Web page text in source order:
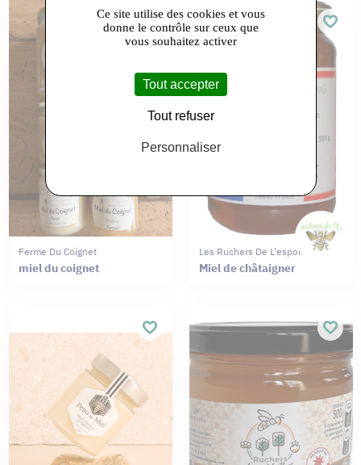
Ferme Du Coignet
miel du coignet
Les Ruchers De L'espoir
Miel de châtaigner
Ce site utilise des cookies et vous
donne le contrôle sur ceux que
vous souhaitez activer
Tout accepter
Tout refuser
Personnaliser